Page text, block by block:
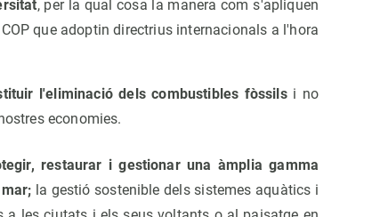
, per la qual cosa la manera com s'apliquen
que adoptin directrius internacionals a l'hora
l'eliminació dels combustibles fòssilsi no
economies.
restaurar i gestionar una àmplia gamma
la gestió sostenible dels sistemes aquàtics i